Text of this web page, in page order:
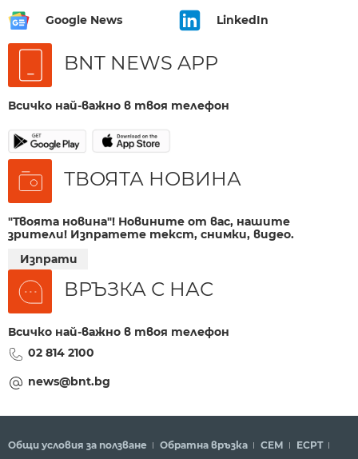
Google News LinkedIn
BNT NEWS APP
Всичко най-важно в твоя телефон
ТВОЯТА НОВИНА
"Твоята новина"! Новините от вас, нашите
зрители! Изпратете текст, снимки, видео.
Изпрати
ВРЪЗКА С НАС
Всичко най-важно в твоя телефон
02 814 2100
news@bnt.bg
Общи условия за ползване Обратна връзка СЕМ ECPT